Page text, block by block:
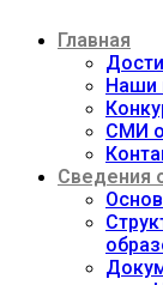
содержимому
Главная
Наши
СМИ
Сведения